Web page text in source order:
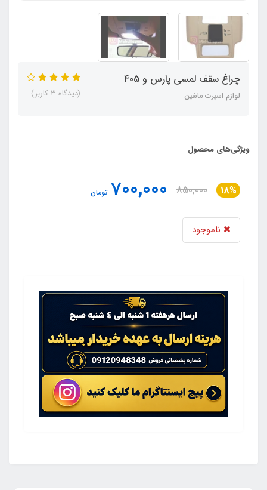
چراغ سقف لمسی پارس و 405
لوازم اسپرت ماشین (دیدگاه 3 کاربر)
ویژگی‌های محصول
18%
850,000
700,000 تومان
ناموجود